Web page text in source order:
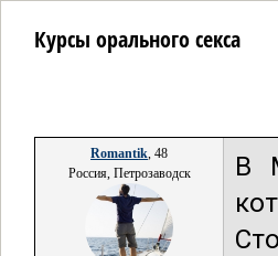
Курсы орального секса
Romantik, 48
Россия, Петрозаводск
В